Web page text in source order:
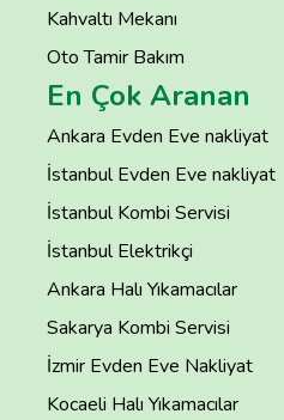
Kahvaltı Mekanı
Oto Tamir Bakım
En Çok Aranan
Ankara Evden Eve nakliyat
İstanbul Evden Eve nakliyat
İstanbul Kombi Servisi
İstanbul Elektrikçi
Ankara Halı Yıkamacılar
Sakarya Kombi Servisi
İzmir Evden Eve Nakliyat
Kocaeli Halı Yıkamacılar